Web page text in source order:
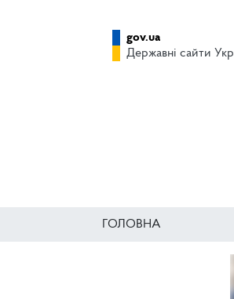
gov.ua
Державні сайти
ГОЛОВНА